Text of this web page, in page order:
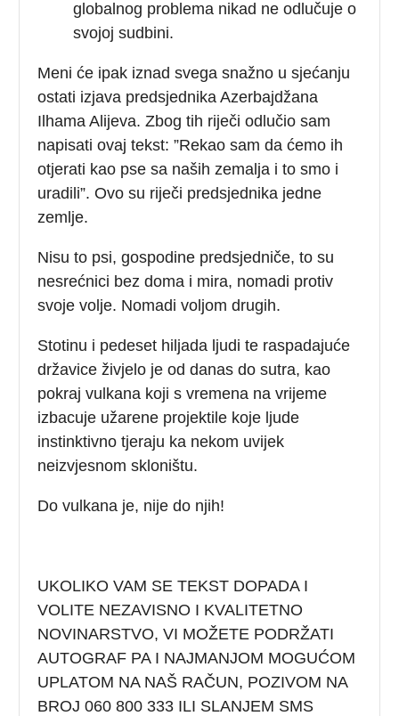
globalnog problema nikad ne odlučuje o
svojoj sudbini.
Meni će ipak iznad svega snažno u sjećanju
ostati izjava predsjednika Azerbajdžana
Ilhama Alijeva. Zbog tih riječi odlučio sam
napisati ovaj tekst: ”Rekao sam da ćemo ih
otjerati kao pse sa naših zemalja i to smo i
uradili”. Ovo su riječi predsjednika jedne
zemlje.
Nisu to psi, gospodine predsjedniče, to su
nesrećnici bez doma i mira, nomadi protiv
svoje volje. Nomadi voljom drugih.
Stotinu i pedeset hiljada ljudi te raspadajuće
državice živjelo je od danas do sutra, kao
pokraj vulkana koji s vremena na vrijeme
izbacuje užarene projektile koje ljude
instinktivno tjeraju ka nekom uvijek
neizvjesnom skloništu.
Do vulkana je, nije do njih!
UKOLIKO VAM SE TEKST DOPADA I
VOLITE NEZAVISNO I KVALITETNO
NOVINARSTVO, VI MOŽETE PODRŽATI
AUTOGRAF PA I NAJMANJOM MOGUĆOM
UPLATOM NA NAŠ RAČUN, POZIVOM NA
BROJ 060 800 333 ILI SLANJEM SMS